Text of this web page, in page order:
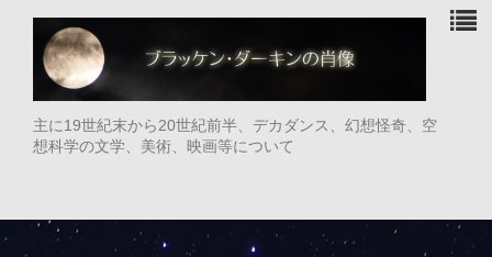
主に19世紀末から20世紀前半、デカダンス、幻想怪奇、空
想科学の文学、美術、映画等について